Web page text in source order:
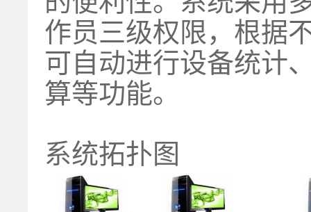
作员三级权限，根据
可自动进行设备统计
算等功能。
系统拓扑图